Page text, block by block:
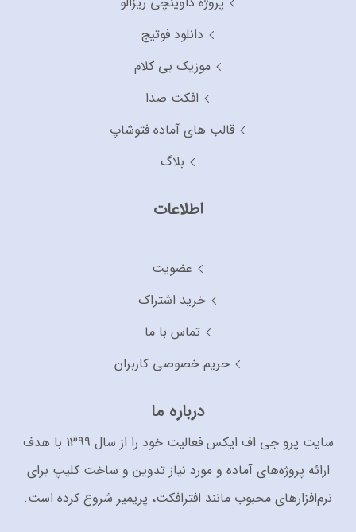
دانلود فوتیج
موزیک بی کلام
افکت صدا
قالب های آماده فتوشاپ
بلاگ
اطلاعات
عضویت
خرید اشتراک
تماس با ما
حریم خصوصی کاربران
درباره ما
سایت پرو جی اف ایکس فعالیت خود را از سال 1399 با هدف
ارائه پروژه‌های آماده و مورد نیاز تدوین و ساخت کلیپ برای
نرم‌افزارهای محبوب مانند افترافکت، پریمیر شروع کرده است.